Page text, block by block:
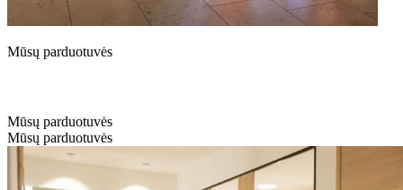
Mūsų parduotuvės
Mūsų parduotuvės
Mūsų parduotuvės